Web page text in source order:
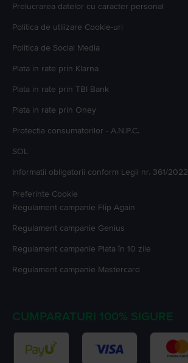
Prelucrarea datelor cu caracter personal
Politica de utilizare Cookie-uri
Politica de Social Media
Plata in rate prin Klarna
Plata in rate prin TBI Bank
Plata in rate prin Oney
Protectia consumatorilor - A.N.P.C.
SOL
Informatii obligatorii conform Legii nr. 361/2022
Preferinte Cookie
Regulament campanie Flip Again
Regulament campanie Genius
Regulament campanie Plata în 10 zile
Regulament campanie Mastercard
CUMPARATURI 100% SIGURE